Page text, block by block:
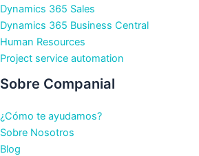
Dynamics 365 Sales
Dynamics 365 Business Central
Human Resources
Project service automation
Sobre Companial
¿Cómo te ayudamos?
Sobre Nosotros
Blog